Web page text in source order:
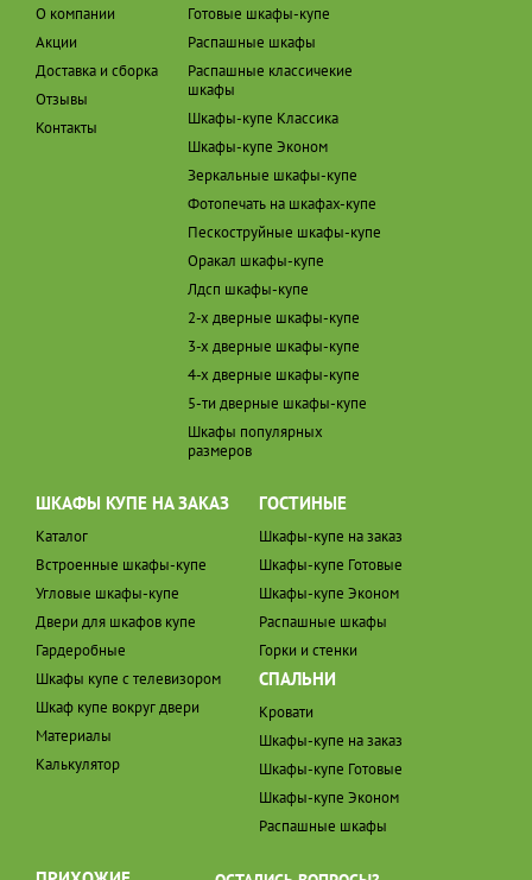
О компании
Акции
Доставка и сборка
Отзывы
Контакты
Готовые шкафы-купе
Распашные шкафы
Распашные классичекие
шкафы
Шкафы-купе Классика
Шкафы-купе Эконом
Зеркальные шкафы-купе
Фотопечать на шкафах-купе
Пескоструйные шкафы-купе
Оракал шкафы-купе
Лдсп шкафы-купе
2-х дверные шкафы-купе
3-х дверные шкафы-купе
4-х дверные шкафы-купе
5-ти дверные шкафы-купе
Шкафы популярных
размеров
ШКАФЫ КУПЕ НА ЗАКАЗ
Каталог
Встроенные шкафы-купе
Угловые шкафы-купе
Двери для шкафов купе
Гардеробные
Шкафы купе с телевизором
Шкаф купе вокруг двери
Материалы
Калькулятор
ГОСТИНЫЕ
Шкафы-купе на заказ
Шкафы-купе Готовые
Шкафы-купе Эконом
Распашные шкафы
Горки и стенки
СПАЛЬНИ
Кровати
Шкафы-купе на заказ
Шкафы-купе Готовые
Шкафы-купе Эконом
Распашные шкафы